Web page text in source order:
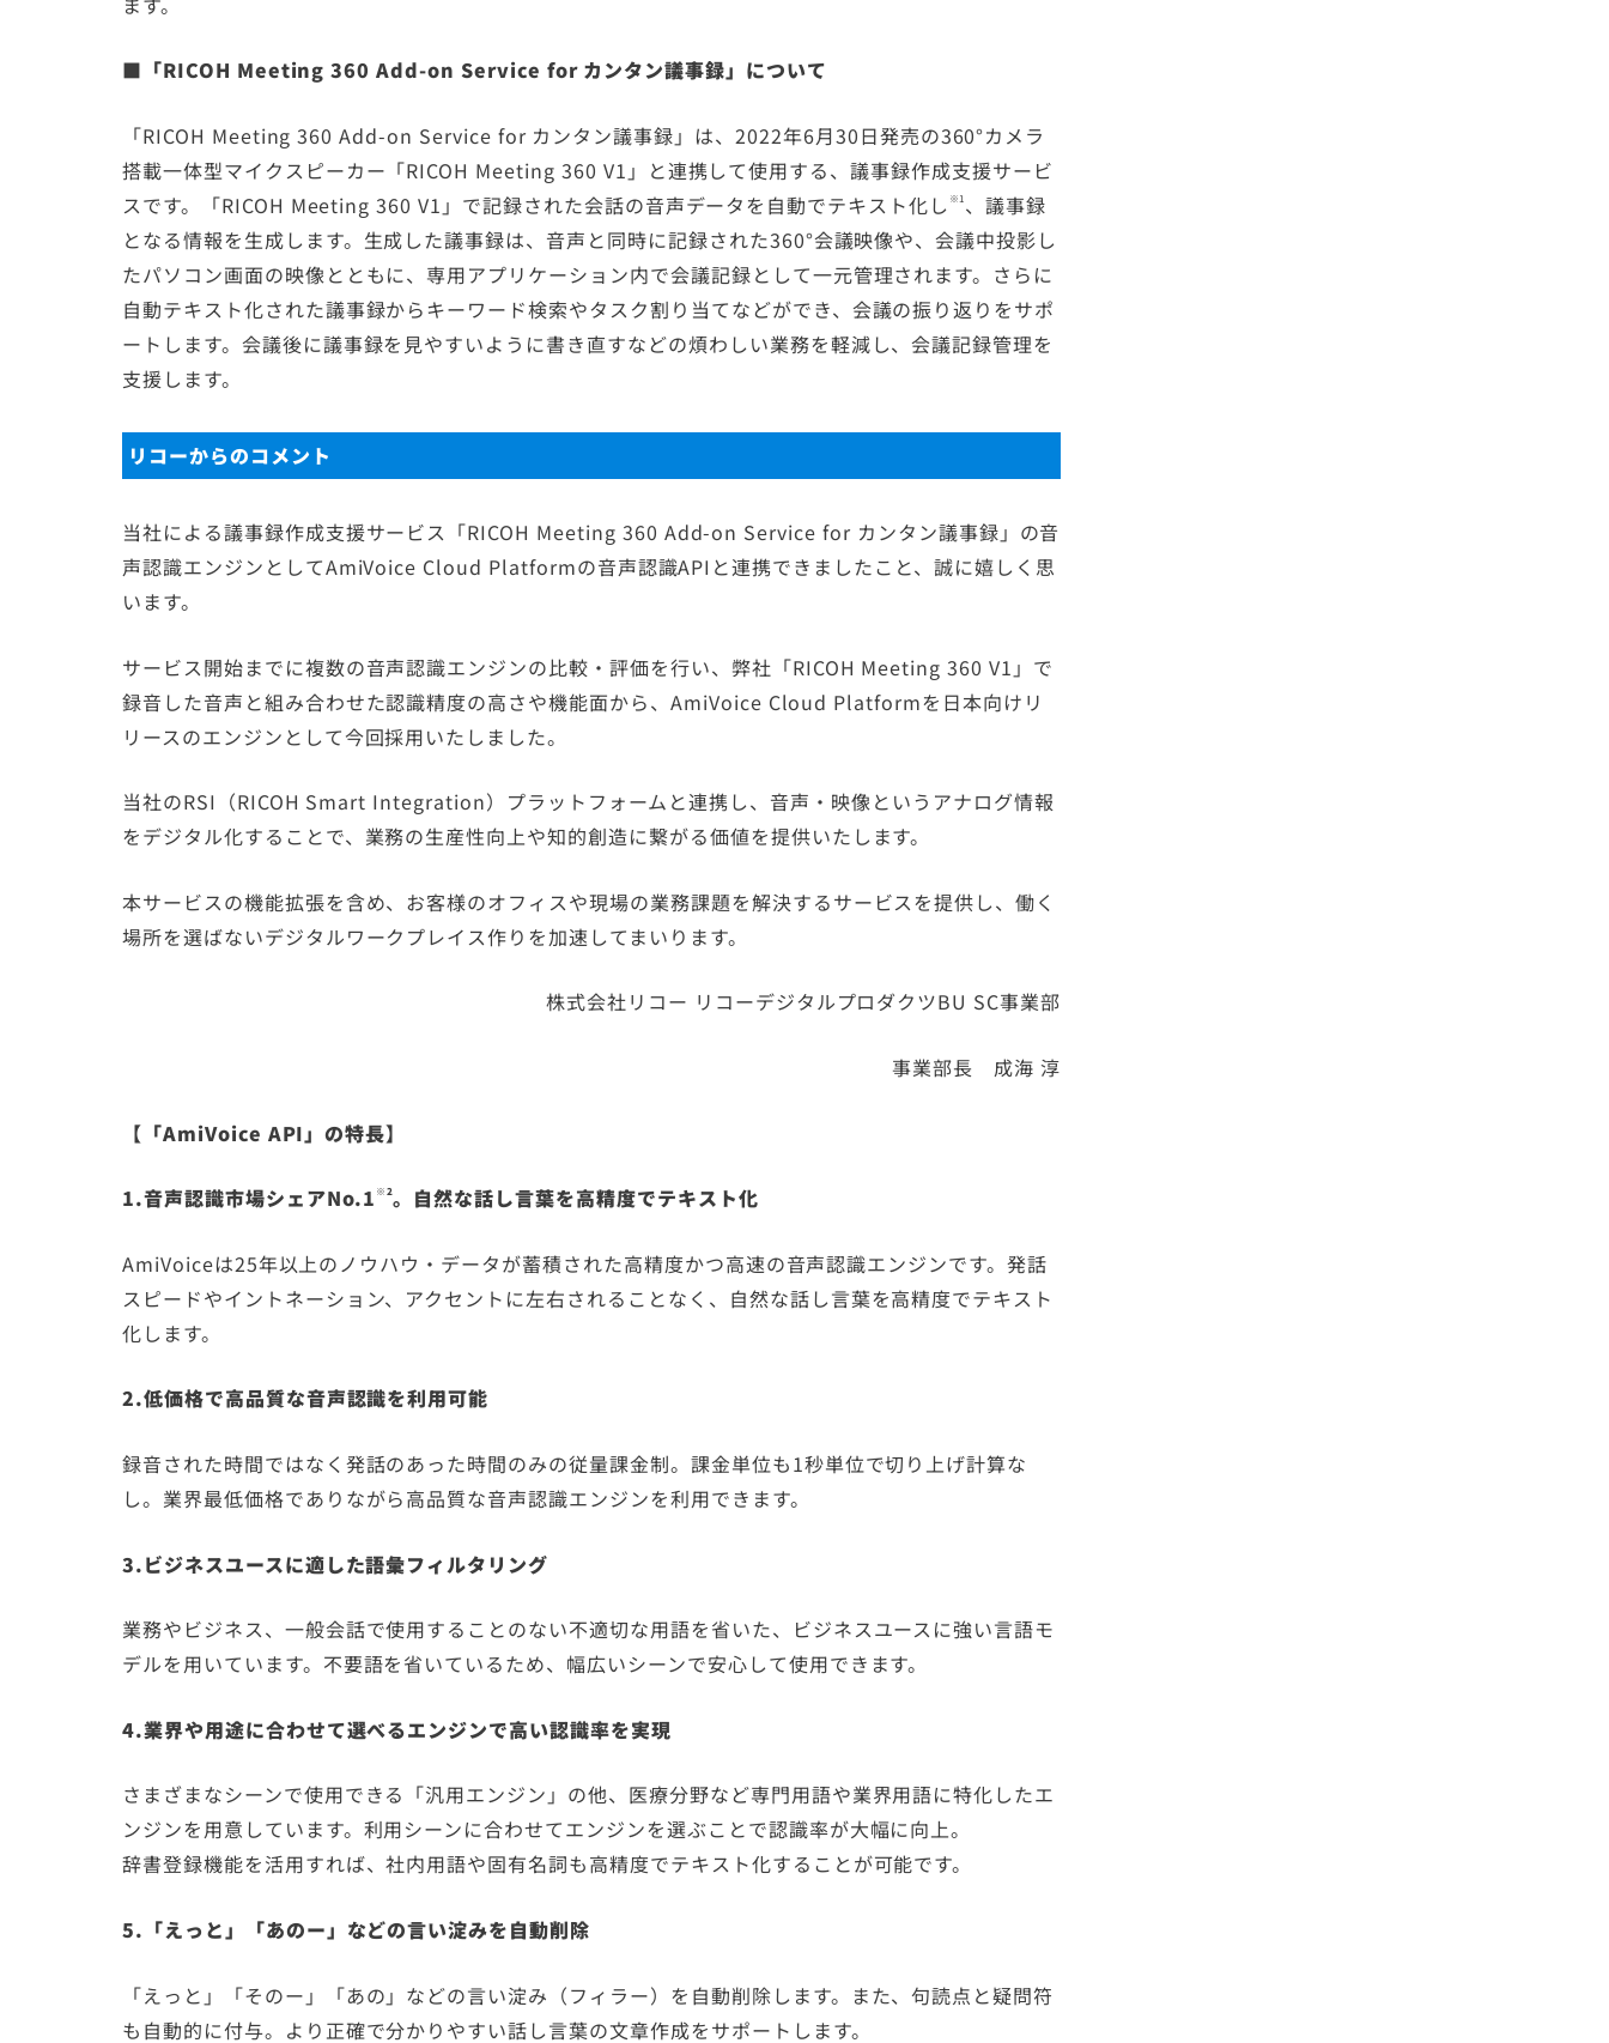
■「RICOH Meeting 360 Add-on Service for カンタン議事録」について
「RICOH Meeting 360 Add-on Service for カンタン議事録」は、2022年6月30日発売の360°カメラ
搭載一体型マイクスピーカー「RICOH Meeting 360 V1」と連携して使用する、議事録作成支援サービ
スです。「RICOH Meeting 360 V1」で記録された会話の音声データを自動でテキスト化し ※1 、議事録
となる情報を生成します。生成した議事録は、音声と同時に記録された360°会議映像や、会議中投影し
たパソコン画面の映像とともに、専用アプリケーション内で会議記録として一元管理されます。さらに
自動テキスト化された議事録からキーワード検索やタスク割り当てなどができ、会議の振り返りをサポ
ートします。会議後に議事録を見やすいように書き直すなどの煩わしい業務を軽減し、会議記録管理を
支援します。
リコーからのコメント
当社による議事録作成支援サービス「RICOH Meeting 360 Add-on Service for カンタン議事録」の音
声認識エンジンとしてAmiVoice Cloud Platformの音声認識APIと連携できましたこと、誠に嬉しく思
います。
サービス開始までに複数の音声認識エンジンの比較・評価を行い、弊社「RICOH Meeting 360 V1」で
録音した音声と組み合わせた認識精度の高さや機能面から、AmiVoice Cloud Platformを日本向けリ
リースのエンジンとして今回採用いたしました。
当社のRSI（RICOH Smart Integration）プラットフォームと連携し、音声・映像というアナログ情報
をデジタル化することで、業務の生産性向上や知的創造に繋がる価値を提供いたします。
本サービスの機能拡張を含め、お客様のオフィスや現場の業務課題を解決するサービスを提供し、働く
場所を選ばないデジタルワークプレイス作りを加速してまいります。
株式会社リコー リコーデジタルプロダクツBU SC事業部
事業部長 成海 淳
【「AmiVoice API」の特長】
1.音声認識市場シェアNo.1 ※2。自然な話し言葉を高精度でテキスト化
AmiVoiceは25年以上のノウハウ・データが蓄積された高精度かつ高速の音声認識エンジンです。発話
スピードやイントネーション、アクセントに左右されることなく、自然な話し言葉を高精度でテキスト
化します。
2.低価格で高品質な音声認識を利用可能
録音された時間ではなく発話のあった時間のみの従量課金制。課金単位も1秒単位で切り上げ計算な
し。業界最低価格でありながら高品質な音声認識エンジンを利用できます。
3.ビジネスユースに適した語彙フィルタリング
業務やビジネス、一般会話で使用することのない不適切な用語を省いた、ビジネスユースに強い言語モ
デルを用いています。不要語を省いているため、幅広いシーンで安心して使用できます。
4.業界や用途に合わせて選べるエンジンで高い認識率を実現
さまざまなシーンで使用できる「汎用エンジン」の他、医療分野など専門用語や業界用語に特化したエ
ンジンを用意しています。利用シーンに合わせてエンジンを選ぶことで認識率が大幅に向上。
辞書登録機能を活用すれば、社内用語や固有名詞も高精度でテキスト化することが可能です。
5.「えっと」「あのー」などの言い淀みを自動削除
「えっと」「そのー」「あの」などの言い淀み（フィラー）を自動削除します。また、句読点と疑問符
も自動的に付与。より正確で分かりやすい話し言葉の文章作成をサポートします。